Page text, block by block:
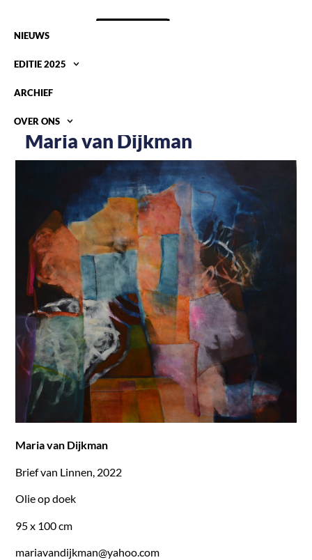
NIEUWS
EDITIE 2025
ARCHIEF
OVER ONS
Maria van Dijkman
Maria van Dijkman
Brief van Linnen, 2022
Olie op doek
95 x 100 cm
mariavandijkman@yahoo.com